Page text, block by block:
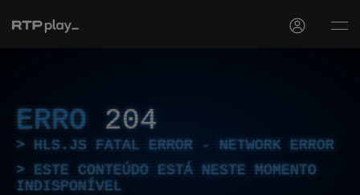
ERRO 204
HLS.JS FATAL ERROR - NETWORK ERROR
ESTE CONTEÚDO ESTÁ NESTE MOMENTO
INDISPONÍVEL